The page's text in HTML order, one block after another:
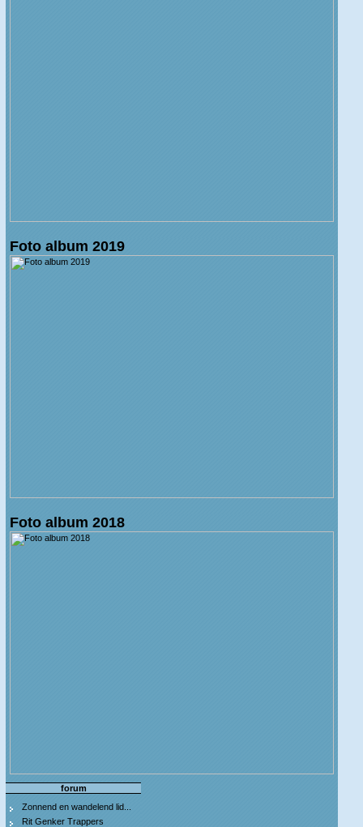
Foto album 2019
Foto album 2018
forum
Zonnend en wandelend lid...
Rit Genker Trappers